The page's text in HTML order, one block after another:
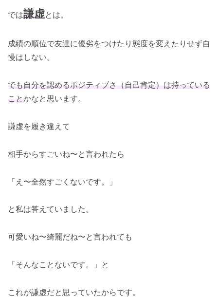
では謙虚とは。
成績の順位で友達に優劣をつけたり態度を変えたりせず自
慢はしない。
でも自分を認めるポジティブさ（自己肯定）は持っている
ことかなと思います。
謙虚を履き違えて
相手からすごいね〜と言われたら
「え〜全然すごくないです。」
と私は答えていました。
可愛いね〜綺麗だね〜と言われても
「そんなことないです。」と
これが謙虚だと思っていたからです。